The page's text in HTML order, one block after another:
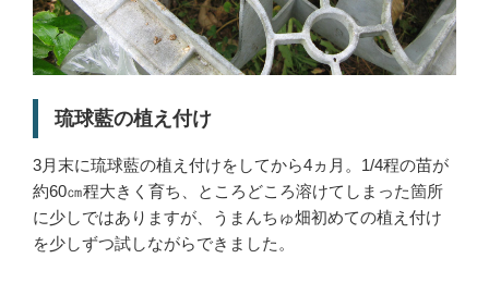
琉球藍の植え付け
3月末に琉球藍の植え付けをしてから4ヵ月。1/4程の苗が
約60㎝程大きく育ち、ところどころ溶けてしまった箇所
に少しではありますが、うまんちゅ畑初めての植え付け
を少しずつ試しながらできました。